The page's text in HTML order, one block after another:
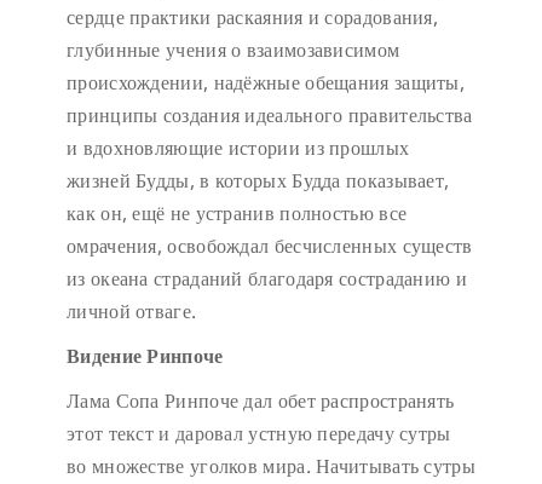
сердце практики раскаяния и сорадования,
глубинные учения о взаимозависимом
происхождении, надёжные обещания защиты,
принципы создания идеального правительства
и вдохновляющие истории из прошлых
жизней Будды, в которых Будда показывает,
как он, ещё не устранив полностью все
омрачения, освобождал бесчисленных существ
из океана страданий благодаря состраданию и
личной отваге.
Видение Ринпоче
Лама Сопа Ринпоче дал обет распространять
этот текст и даровал устную передачу сутры
во множестве уголков мира. Начитывать сутры